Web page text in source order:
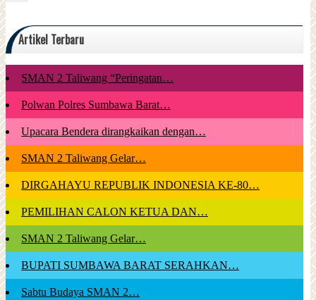
Artikel Terbaru
SMAN 2 Taliwang “Peringatan…
Polwan Polres Sumbawa Barat…
Upacara Bendera dirangkaikan dengan…
SMAN 2 Taliwang Gelar…
DIRGAHAYU REPUBLIK INDONESIA KE-80…
PEMILIHAN CALON KETUA DAN…
SMAN 2 Taliwang Gelar…
BUPATI SUMBAWA BARAT SERAHKAN…
Sabtu Budaya SMAN 2…